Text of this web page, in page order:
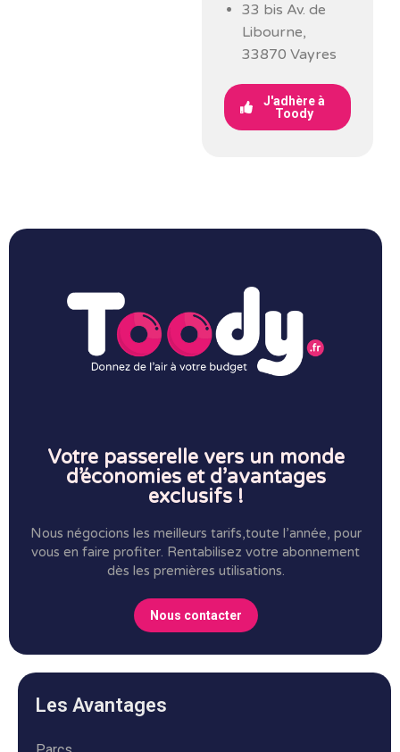
33 bis Av. de
Libourne,
33870 Vayres
J'adhère à
Toody
Votre passerelle vers un monde
d’économies et d’avantages
exclusifs !
Nous négocions les meilleurs tarifs,toute l’année, pour
vous en faire profiter. Rentabilisez votre abonnement
dès les premières utilisations.
Nous contacter
Les Avantages